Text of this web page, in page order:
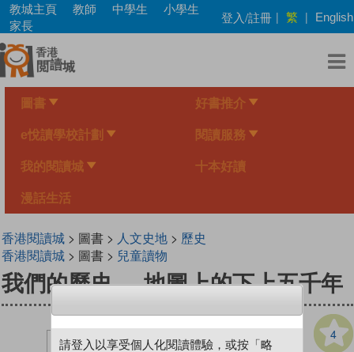
Skip
main
content
教城主頁 教師 中學生
小學生
家長
登入/註冊 | 繁 | English
圖書 好書推介
e悅讀學校計劃 閱讀服務
我的閱讀城 十本好讀
漫話生活
香港閱讀城> 圖書 > 人文史地> 歷史
香港閱讀城> 圖書 > 兒童讀物
我們的歷史──地圖上的下上五千年
4
請登入以享受個人化閱讀體驗，或按「略